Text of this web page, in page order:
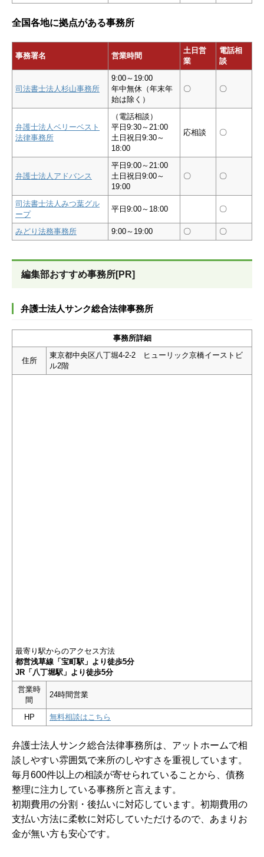
全国各地に拠点がある事務所
事務署名 営業時間
土日営
業
電話相
談
司法書士法人杉山事務所
9:00～19:00
年中無休（年末年
始は除く）
〇 〇
弁護士法人ベリーベスト
法律事務所
（電話相談）
平日9:30～21:00
土日祝日9:30～
18:00
応相談 〇
弁護士法人アドバンス
平日9:00～21:00
土日祝日9:00～
19:00
〇 〇
司法書士法人みつ葉グル
ープ
平日9:00～18:00 〇
みどり法務事務所 9:00～19:00 〇 〇
編集部おすすめ事務所[PR]
弁護士法人サンク総合法律事務所
事務所詳細
住所
東京都中央区八丁堀4-2-2 ヒューリック京橋イーストビ
ル2階
最寄り駅からのアクセス方法
都営浅草線「宝町駅」より徒歩5分
JR「八丁堀駅」より徒歩5分
営業時
間
24時間営業
HP 無料相談はこちら
弁護士法人サンク総合法律事務所は、アットホームで相
談しやすい雰囲気で来所のしやすさを重視しています。
毎月600件以上の相談が寄せられていることから、債務
整理に注力している事務所と言えます。
初期費用の分割・後払いに対応しています。初期費用の
支払い方法に柔軟に対応していただけるので、あまりお
金が無い方も安心です。